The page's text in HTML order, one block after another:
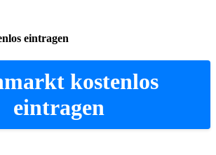
eintragen
kostenlos
eintragen